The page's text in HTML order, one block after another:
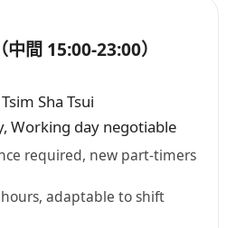
間 15:00-23:00）
Tsim Sha Tsui
Working day negotiable
required, new part-timers
adaptable to shift